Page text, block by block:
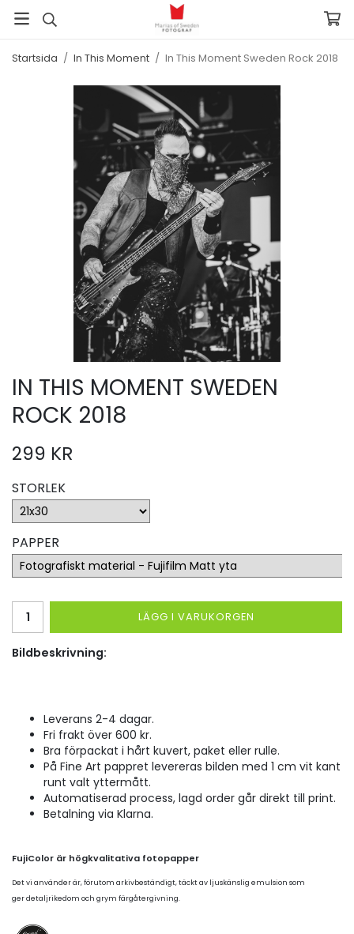
Startsida / In This Moment / In This Moment Sweden Rock 2018
IN THIS MOMENT SWEDEN
ROCK 2018
299 KR
STORLEK
PAPPER
LÄGG I VARUKORGEN
Bildbeskrivning:
Leverans 2-4 dagar.
Fri frakt över 600 kr.
Bra förpackat i hårt kuvert, paket eller rulle.
På Fine Art pappret levereras bilden med 1 cm vit kant
runt valt yttermått.
Automatiserad process, lagd order går direkt till print.
Betalning via Klarna.
FujiColor är högkvalitativa fotopapper
Det vi använder är, förutom arkivbeständigt, täckt av ljuskänslig emulsion som
ger detaljrikedom och grym färgåtergivning.